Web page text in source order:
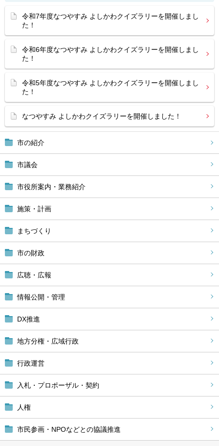
市の紹介
市議会
市役所案内・業務紹介
施策・計画
まちづくり
市の財政
広聴・広報
情報公開・管理
DX推進
地方分権・広域行政
行政運営
入札・プロポーザル・契約
人権
市民参画・NPOなどとの協議推進
令和7年度なつやすみ よしかわクイズラリーを開催しまし
た！
令和6年度なつやすみ よしかわクイズラリーを開催しまし
た！
令和5年度なつやすみ よしかわクイズラリーを開催しまし
た！
なつやすみ よしかわクイズラリーを開催しました！